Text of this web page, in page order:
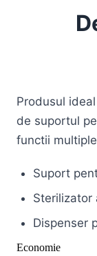
Produsul
de suportul
functii
Suport
Sterilizator
Dispenser
Economie